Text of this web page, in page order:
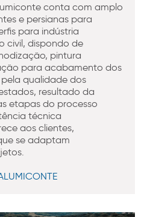
conta com amplo
e persianas para
para indústria
civil, dispondo de
pintura
para acabamento dos
qualidade dos
resultado da
etapas do processo
técnica
aos clientes,
se adaptam